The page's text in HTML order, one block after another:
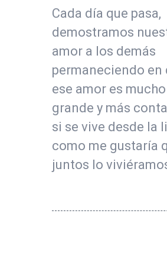
Cada día que pasa,
demostramos
amor a los demás
permaneciendo en
ese amor es
grande y más
si se vive desde la
como me gustaría
juntos lo